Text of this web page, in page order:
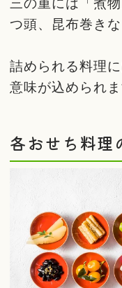
つ頭、昆布巻き
詰められる料理
意味が込められま
各おせち料理